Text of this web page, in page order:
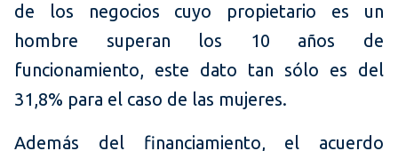
de los negocios cuyo propietario es un
hombre superan los 10 años de
funcionamiento, este dato tan sólo es del
31,8% para el caso de las mujeres.
Además del financiamiento, el acuerdo